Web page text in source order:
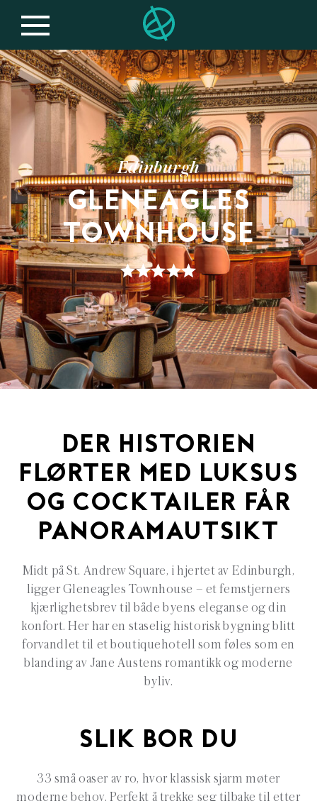
Edinburgh
GLENEAGLES
TOWNHOUSE
DER HISTORIEN
FLØRTER MED LUKSUS
OG COCKTAILER FÅR
PANORAMAUTSIKT
Midt på St. Andrew Square, i hjertet av Edinburgh,
ligger Gleneagles Townhouse – et femstjerners
kjærlighetsbrev til både byens eleganse og din
konfort. Her har en staselig historisk bygning blitt
forvandlet til et boutiquehotell som føles som en
blanding av Jane Austens romantikk og moderne
byliv.
SLIK BOR DU
33 små oaser av ro, hvor klassisk sjarm møter
moderne behov. Perfekt å trekke seg tilbake til etter